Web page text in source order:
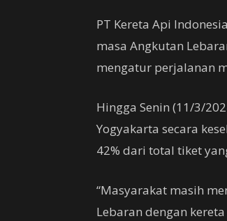
PT Kereta Api
masa Angkutan
mengatur perjalanan
Hingga Senin (11/3/
Yogyakarta secara
42% dari total tiket
“Masyarakat masih
Lebaran dengan